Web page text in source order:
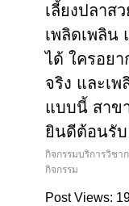
เลี้ยงปลาส
เพลิดเพลิน
ได้ ใครอย
จริง และเ
แบบนี้ สาข
ยินดีต้อนรับ
กิจกรรมบริการวิชา
กิจกรรม
Post Views: